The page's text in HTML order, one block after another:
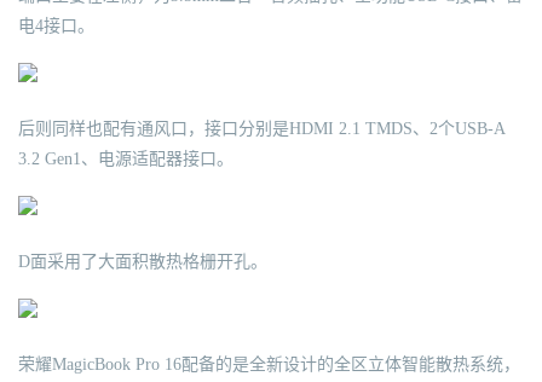
电4接口。
后则同样也配有通风口，接口分别是HDMI 2.1 TMDS、2个USB-A
3.2 Gen1、电源适配器接口。
D面采用了大面积散热格栅开孔。
荣耀MagicBook Pro 16配备的是全新设计的全区立体智能散热系统，